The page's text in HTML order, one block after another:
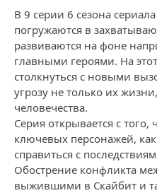
В 9 серии 6 сезона
погружаются в
развиваются на фоне
главными героями. На
столкнуться с новыми
угрозу не только их
человечества.
Серия открывается с
ключевых персонажей,
справиться с
Обострение конфликта
выжившими в Скайбит и